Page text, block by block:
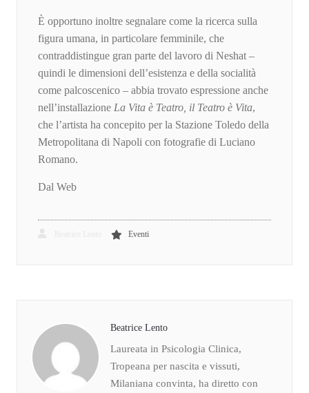
È opportuno inoltre segnalare come la ricerca sulla
figura umana, in particolare femminile, che
contraddistingue gran parte del lavoro di Neshat –
quindi le dimensioni dell’esistenza e della socialità
come palcoscenico – abbia trovato espressione anche
nell’installazione La Vita è Teatro, il Teatro è Vita,
che l’artista ha concepito per la Stazione Toledo della
Metropolitana di Napoli con fotografie di Luciano
Romano.
Dal Web
Eventi
Beatrice Lento
Laureata in Psicologia Clinica,
Tropeana per nascita e vissuti,
Milaniana convinta, ha diretto con